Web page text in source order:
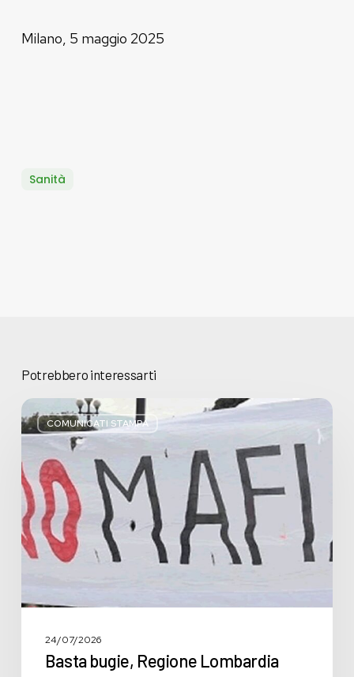
Milano, 5 maggio 2025
Sanità
Potrebbero interessarti
COMUNICATI STAMPA
Basta
bugie,
Regione
Lombardia
pratica
l’antimafia
solo
a
parole
24/07/2026
Basta bugie, Regione Lombardia